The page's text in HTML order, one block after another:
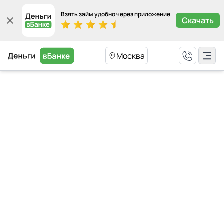
Взять займ удобно через приложение
Скачать
Москва